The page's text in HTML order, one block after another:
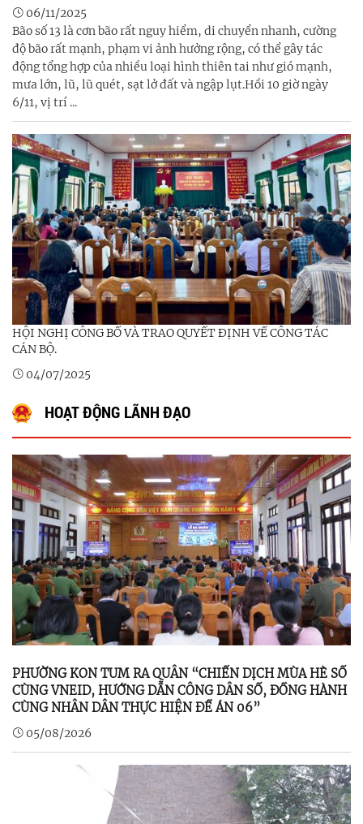
06/11/2025
Bão số 13 là cơn bão rất nguy hiểm, di chuyển nhanh, cường
độ bão rất mạnh, phạm vi ảnh hưởng rộng, có thể gây tác
động tổng hợp của nhiều loại hình thiên tai như gió mạnh,
mưa lớn, lũ, lũ quét, sạt lở đất và ngập lụt.Hồi 10 giờ ngày
6/11, vị trí ...
HỘI NGHỊ CÔNG BỐ VÀ TRAO QUYẾT ĐỊNH VỀ CÔNG TÁC
CÁN BỘ.
04/07/2025
HOẠT ĐỘNG LÃNH ĐẠO
PHƯỜNG KON TUM RA QUÂN “CHIẾN DỊCH MÙA HÈ SỐ
CÙNG VNEID, HƯỚNG DẪN CÔNG DÂN SỐ, ĐỒNG HÀNH
CÙNG NHÂN DÂN THỰC HIỆN ĐỀ ÁN 06”
05/08/2026